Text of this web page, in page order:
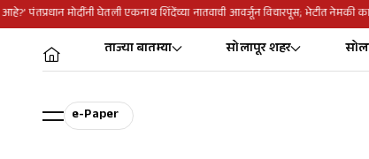
पंतप्रधान मोदींनी घेतली एकनाथ शिंदेंच्या नातवाची आवर्जून विचारपूस; भेटीत नेमकी
ताज्या बातम्या सोलापूर शहर
e-Paper